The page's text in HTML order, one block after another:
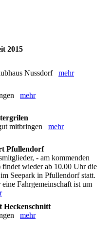
2015
Nussdorf mehr
mehr
mitbringen mehr
Pfullendorf
- am kommenden
findet wieder ab 10.00 Uhr die
Seepark in Pfullendorf statt.
Fahrgemeinschaft ist um
Heckenschnitt
mehr